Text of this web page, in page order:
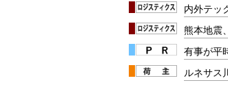
内外テッ
熊本地震
有事が平
ルネサス